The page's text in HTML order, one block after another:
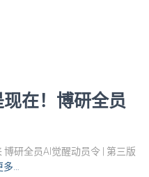
在！博研全员
研全员AI觉醒动员令 | 第三版
…